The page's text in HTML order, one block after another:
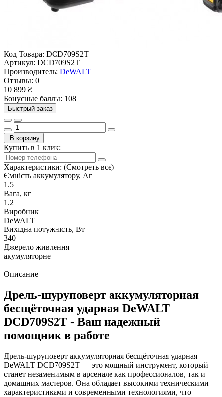
Код Товара: DCD709S2T
Артикул: DCD709S2T
Производитель: DeWALT
Отзывы: 0
10 899 ₴
Бонусные баллы: 108
Быстрый заказ
В корзину
Купить в 1 клик:
Характеристики: (Смотреть все)
Ємність аккумулятору, Аг
1.5
Вага, кг
1.2
Виробник
DeWALT
Вихідна потужність, Вт
340
Джерело живлення
акумуляторне
Описание
Дрель-шуруповерт аккумуляторная
бесщёточная ударная DeWALT
DCD709S2T - Ваш надежный
помощник в работе
Дрель-шуруповерт аккумуляторная бесщёточная ударная
DeWALT DCD709S2T — это мощный инструмент, который
станет незаменимым в арсенале как профессионалов, так и
домашних мастеров. Она обладает высокими техническими
характеристиками и современными технологиями, что